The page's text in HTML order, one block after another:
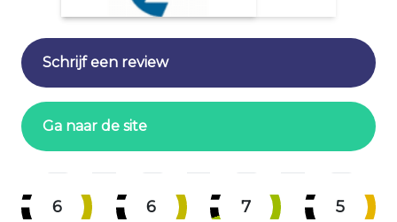
Schrijf een review
Ga naar de site
6 6 7 5